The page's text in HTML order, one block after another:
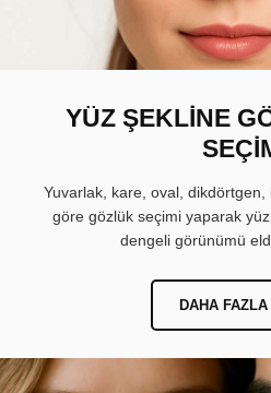
YÜZ ŞEKLİNE
Yuvarlak, kare, oval,
göre gözlük seçimi yaparak
dengeli görünümü
DAHA FAZLA